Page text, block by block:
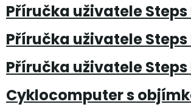
Příručka uživatele Steps
Příručka uživatele Steps
Příručka uživatele Steps
Cyklocomputer s